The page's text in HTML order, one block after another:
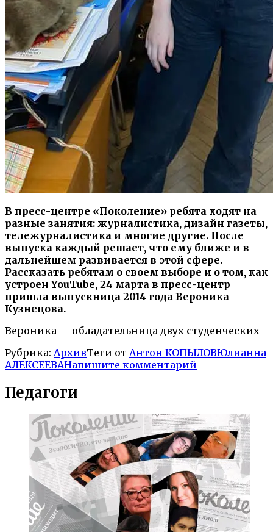
В пресс-центре «Поколение» ребята ходят на
разные занятия: журналистика, дизайн газеты,
тележурналистика и многие другие. После
выпуска каждый решает, что ему ближе и в
дальнейшем развивается в этой сфере.
Рассказать ребятам о своем выборе и о том, как
устроен YouTube, 24 марта в пресс-центр
пришла выпускница 2014 года Вероника
Кузнецова.
Вероника — обладательница двух студенческих
Рубрика: АрхивТеги от Антон КОПЫЛОВЮлианна
АЛЕКСЕЕВАНапишите комментарий
Педагоги